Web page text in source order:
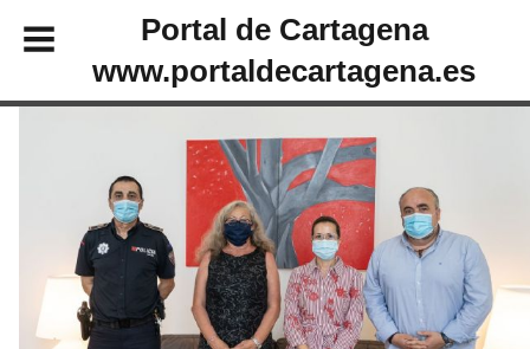
Portal de Cartagena
www.portaldecartagena.es